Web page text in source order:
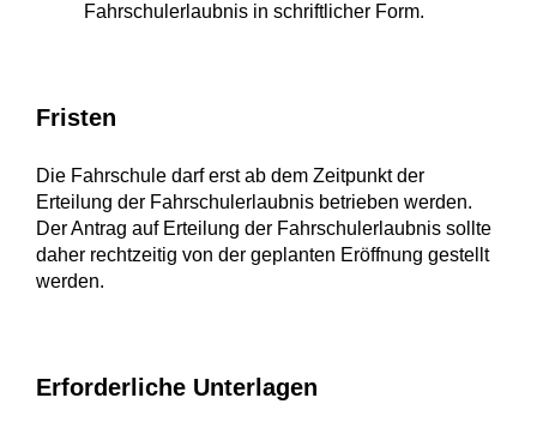
Fahrschulerlaubnis in schriftlicher Form.
Fristen
Die Fahrschule darf erst ab dem Zeitpunkt der
Erteilung der Fahrschulerlaubnis betrieben werden.
Der Antrag auf Erteilung der Fahrschulerlaubnis sollte
daher rechtzeitig von der geplanten Eröffnung gestellt
werden.
Erforderliche Unterlagen